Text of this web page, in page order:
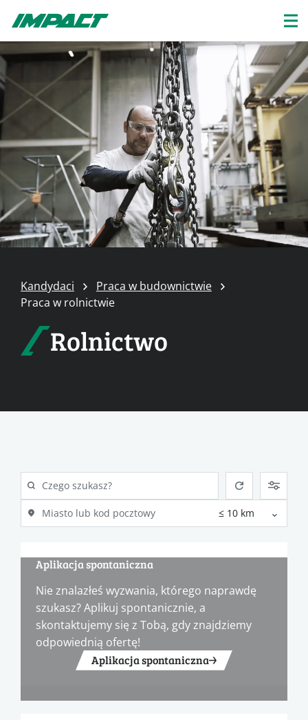
Kandydaci
Praca w budownictwie
Praca w rolnictwie
Rolnictwo
Aplikacja spontaniczna
Nie znalazłeś wyzwania, którego naprawdę
szukasz? Aplikuj spontanicznie, a
skontaktujemy się z Tobą, gdy znajdziemy
odpowiednią ofertę!
Aplikacja spontaniczna